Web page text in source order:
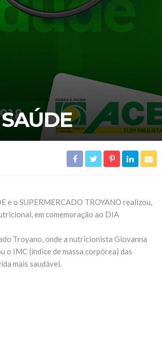
e o SUPERMERCADO TROYANO realizou,
em comemoração ao DIA
Troyano, onde a nutricionista Giovanna
o IMC (índice de massa corpórea) das
mais saudável.